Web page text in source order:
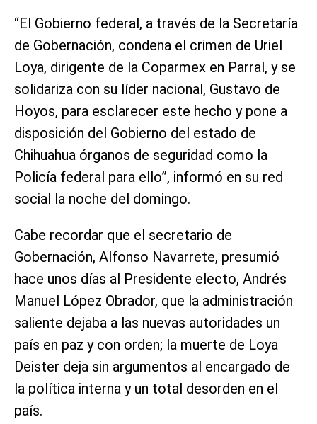
“El Gobierno federal, a través de la Secretaría
de Gobernación, condena el crimen de Uriel
Loya, dirigente de la Coparmex en Parral, y se
solidariza con su líder nacional, Gustavo de
Hoyos, para esclarecer este hecho y pone a
disposición del Gobierno del estado de
Chihuahua órganos de seguridad como la
Policía federal para ello”, informó en su red
social la noche del domingo.
Cabe recordar que el secretario de
Gobernación, Alfonso Navarrete, presumió
hace unos días al Presidente electo, Andrés
Manuel López Obrador, que la administración
saliente dejaba a las nuevas autoridades un
país en paz y con orden; la muerte de Loya
Deister deja sin argumentos al encargado de
la política interna y un total desorden en el
país.